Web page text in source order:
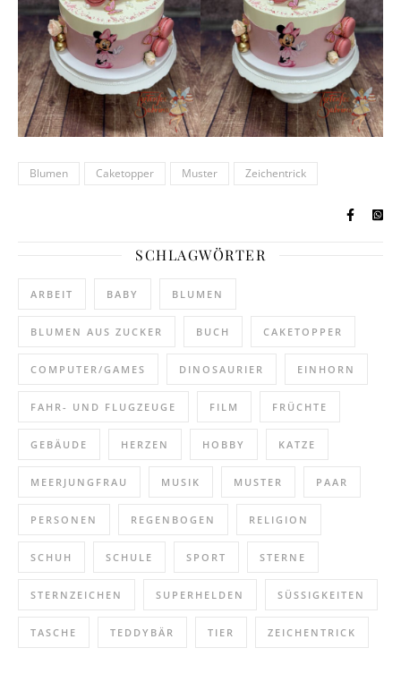
Blumen Caketopper Muster Zeichentrick
SCHLAGWÖRTER
ARBEIT BABY BLUMEN
BLUMEN AUS ZUCKER BUCH CAKETOPPER
COMPUTER/GAMES DINOSAURIER EINHORN
FAHR- UND FLUGZEUGE FILM FRÜCHTE
GEBÄUDE HERZEN HOBBY KATZE
MEERJUNGFRAU MUSIK MUSTER PAAR
PERSONEN REGENBOGEN RELIGION
SCHUH SCHULE SPORT STERNE
STERNZEICHEN SUPERHELDEN SÜSSIGKEITEN
TASCHE TEDDYBÄR TIER ZEICHENTRICK